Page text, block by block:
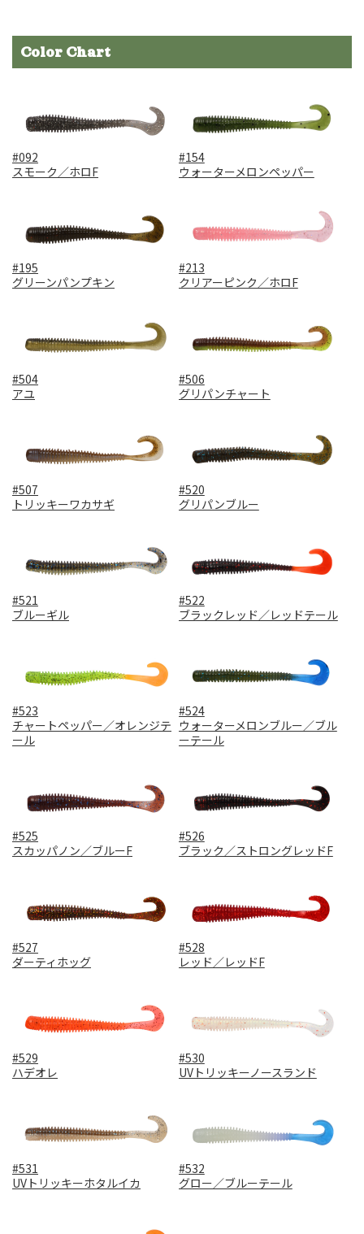
Color Chart
#092
スモーク／ホロF
#154
ウォーターメロンペッパー
#195
グリーンパンプキン
#213
クリアーピンク／ホロF
#504
アユ
#506
グリパンチャート
#507
トリッキーワカサギ
#520
グリパンブルー
#521
ブルーギル
#522
ブラックレッド／レッドテール
#523
チャートペッパー／オレンジテ
ール
#524
ウォーターメロンブルー／ブル
ーテール
#525
スカッパノン／ブルーF
#526
ブラック／ストロングレッドF
#527
ダーティホッグ
#528
レッド／レッドF
#529
ハデオレ
#530
UVトリッキーノースランド
#531
UVトリッキーホタルイカ
#532
グロー／ブルーテール